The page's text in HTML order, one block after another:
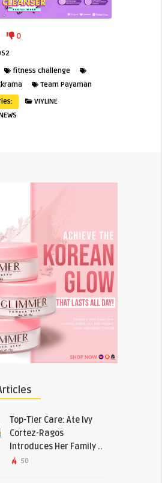
0
fitness challenge
Team Payaman
VIYLINE
Top-Tier Care: Ate Ivy
Cortez-Ragos
Introduces Her Family ..
50